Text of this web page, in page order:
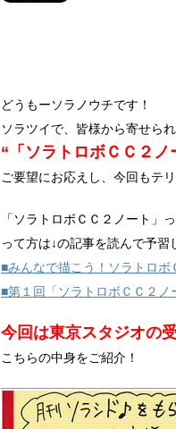
どうもーソラノウチです！
ソラツイで、皆様から寄せら
“「ソラトロボＣＣ２
ご要望にお応えし、今回もテ
「ソラトロボＣＣ２ノート」
って方は↓の記事を読んで予習
■みんなで描こう！ソラトロボ
■第１回「ソラトロボＣＣ２ノ
今回は東京スタジオの
こちらの中身をご紹介！